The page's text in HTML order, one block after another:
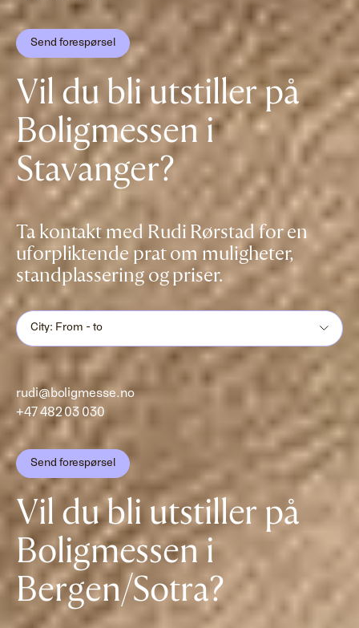
Send forespørsel
Vil du bli utstiller på
Boligmessen i
Stavanger?
Ta kontakt med Rudi Rørstad for en
uforpliktende prat om muligheter,
standplassering og priser.
City: From - to
rudi@boligmesse.no
+47 482 03 030
Send forespørsel
Vil du bli utstiller på
Boligmessen i
Bergen/Sotra?